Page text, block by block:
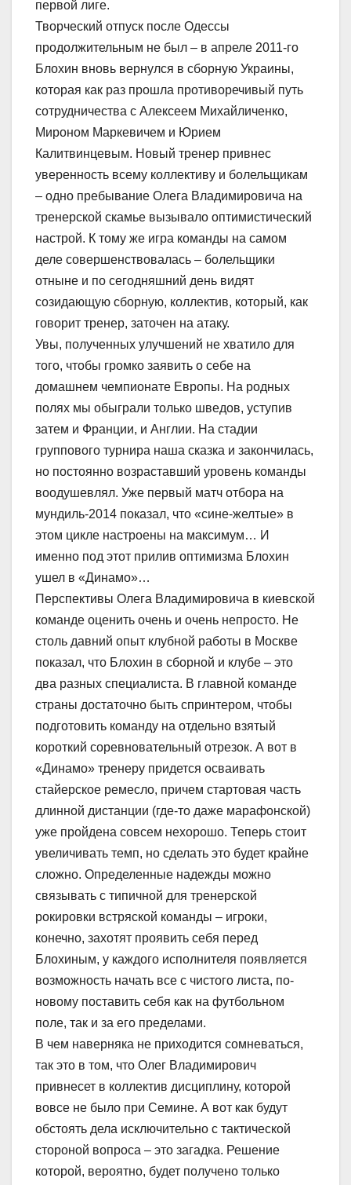
первой лиге.
Творческий отпуск после Одессы
продолжительным не был – в апреле 2011-го
Блохин вновь вернулся в сборную Украины,
которая как раз прошла противоречивый путь
сотрудничества с Алексеем Михайличенко,
Мироном Маркевичем и Юрием
Калитвинцевым. Новый тренер привнес
уверенность всему коллективу и болельщикам
– одно пребывание Олега Владимировича на
тренерской скамье вызывало оптимистический
настрой. К тому же игра команды на самом
деле совершенствовалась – болельщики
отныне и по сегодняшний день видят
созидающую сборную, коллектив, который, как
говорит тренер, заточен на атаку.
Увы, полученных улучшений не хватило для
того, чтобы громко заявить о себе на
домашнем чемпионате Европы. На родных
полях мы обыграли только шведов, уступив
затем и Франции, и Англии. На стадии
группового турнира наша сказка и закончилась,
но постоянно возраставший уровень команды
воодушевлял. Уже первый матч отбора на
мундиль-2014 показал, что «сине-желтые» в
этом цикле настроены на максимум… И
именно под этот прилив оптимизма Блохин
ушел в «Динамо»…
Перспективы Олега Владимировича в киевской
команде оценить очень и очень непросто. Не
столь давний опыт клубной работы в Москве
показал, что Блохин в сборной и клубе – это
два разных специалиста. В главной команде
страны достаточно быть спринтером, чтобы
подготовить команду на отдельно взятый
короткий соревновательный отрезок. А вот в
«Динамо» тренеру придется осваивать
стайерское ремесло, причем стартовая часть
длинной дистанции (где-то даже марафонской)
уже пройдена совсем нехорошо. Теперь стоит
увеличивать темп, но сделать это будет крайне
сложно. Определенные надежды можно
связывать с типичной для тренерской
рокировки встряской команды – игроки,
конечно, захотят проявить себя перед
Блохиным, у каждого исполнителя появляется
возможность начать все с чистого листа, по-
новому поставить себя как на футбольном
поле, так и за его пределами.
В чем наверняка не приходится сомневаться,
так это в том, что Олег Владимирович
привнесет в коллектив дисциплину, которой
вовсе не было при Семине. А вот как будут
обстоять дела исключительно с тактической
стороной вопроса – это загадка. Решение
которой, вероятно, будет получено только